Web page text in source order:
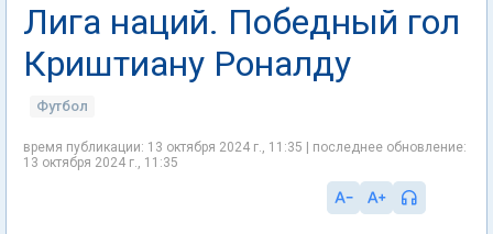
Лига наций. Победный гол
Криштиану Роналду
Футбол
время публикации: 13 октября 2024 г., 11:35 | последнее обновление:
13 октября 2024 г., 11:35